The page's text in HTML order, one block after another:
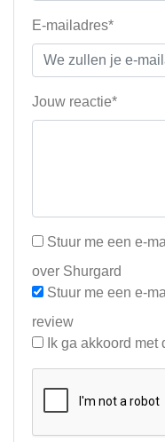
E-mailadres*
Jouw reactie*
Stuur me een e-
over Shurgard
Stuur me een e-
review
Ik ga akkoord met